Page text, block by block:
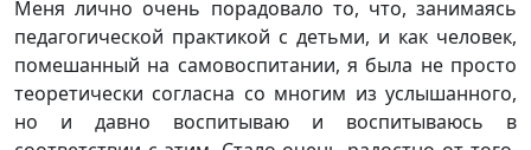
Меня лично очень порадовало то, что, занимаясь
педагогической практикой с детьми, и как человек,
помешанный на самовоспитании, я была не просто
теоретически согласна со многим из услышанного,
но и давно воспитываю и воспитываюсь в